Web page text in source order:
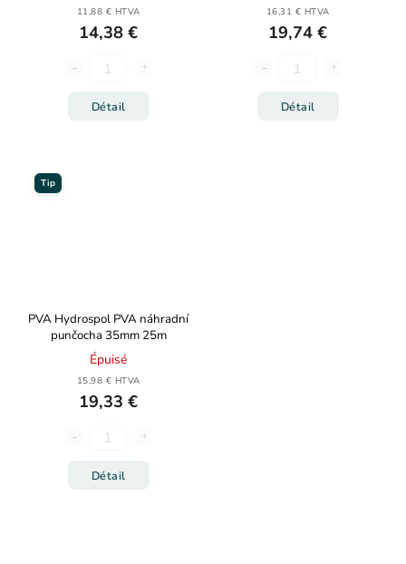
11,88 € HTVA
14,38 €
Détail
16,31 € HTVA
19,74 €
Détail
Tip
PVA Hydrospol PVA náhradní
punčocha 35mm 25m
Épuisé
15,98 € HTVA
19,33 €
Détail